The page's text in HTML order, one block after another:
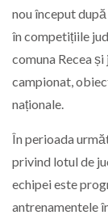
nou început
în competițiile
comuna Recea
campionat,
naționale.
În perioada
privind lotul de
echipei este
antrenamentele